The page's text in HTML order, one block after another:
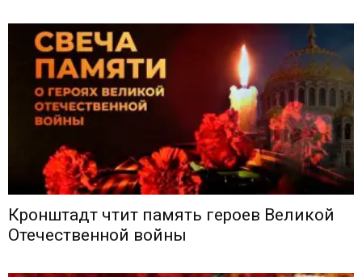
Кронштадт чтит память героев Великой
Отечественной войны